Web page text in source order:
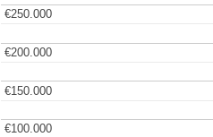
€100.000
€100.000
€150.000
€150.000
€200.000
€200.000
€250.000
€250.000